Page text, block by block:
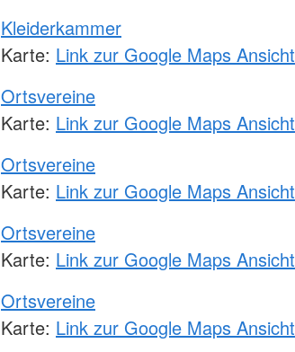
Kleiderkammer
Karte: Link zur Google Maps Ansicht
Ortsvereine
Karte: Link zur Google Maps Ansicht
Ortsvereine
Karte: Link zur Google Maps Ansicht
Ortsvereine
Karte: Link zur Google Maps Ansicht
Ortsvereine
Karte: Link zur Google Maps Ansicht